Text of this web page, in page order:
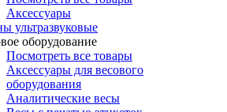
Аксессуары
ультразвуковые
оборудование
Посмотреть все товары
Аксессуары для весового
оборудования
Аналитические весы